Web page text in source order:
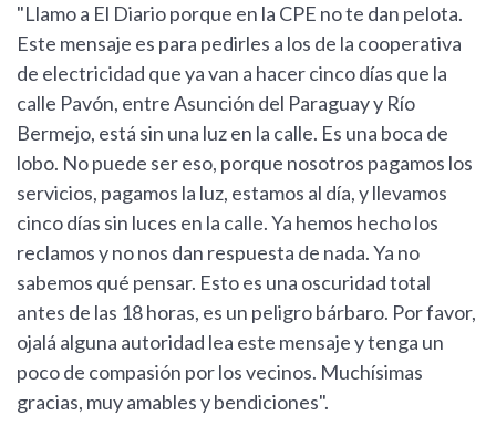
"Llamo a El Diario porque en la CPE no te dan pelota.
Este mensaje es para pedirles a los de la cooperativa
de electricidad que ya van a hacer cinco días que la
calle Pavón, entre Asunción del Paraguay y Río
Bermejo, está sin una luz en la calle. Es una boca de
lobo. No puede ser eso, porque nosotros pagamos los
servicios, pagamos la luz, estamos al día, y llevamos
cinco días sin luces en la calle. Ya hemos hecho los
reclamos y no nos dan respuesta de nada. Ya no
sabemos qué pensar. Esto es una oscuridad total
antes de las 18 horas, es un peligro bárbaro. Por favor,
ojalá alguna autoridad lea este mensaje y tenga un
poco de compasión por los vecinos. Muchísimas
gracias, muy amables y bendiciones".